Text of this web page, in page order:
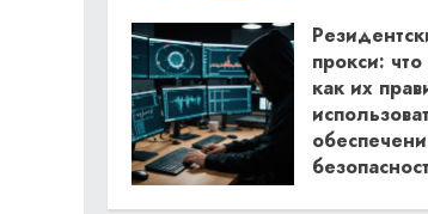
прокси: что
как их